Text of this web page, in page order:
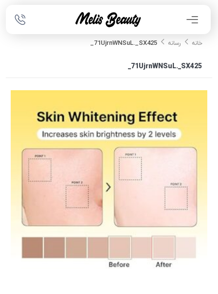
خانه رسانه 71UjrnWNSuL._SX425_
71UjrnWNSuL._SX425_